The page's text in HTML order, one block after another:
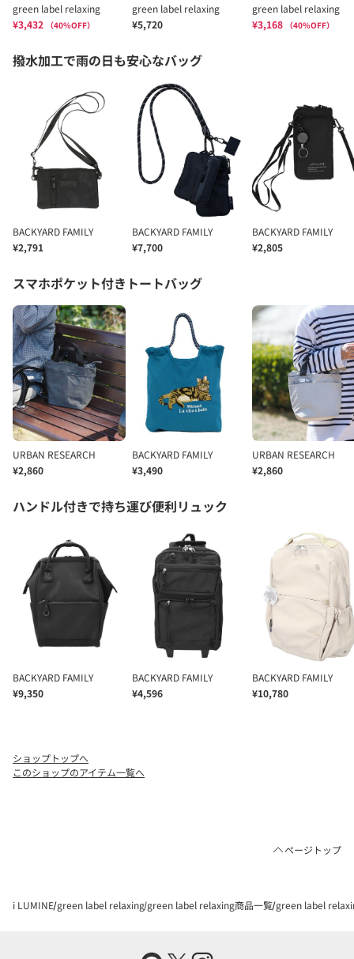
ショップトップへ
このショップのアイテム一覧へ
ページトップ
i LUMINE green label relaxing green label relaxing商品一覧 green label